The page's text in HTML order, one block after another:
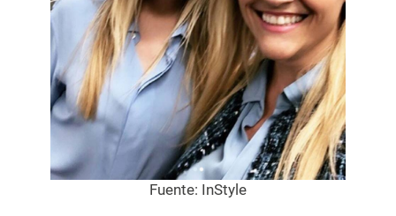
Fuente: InStyle